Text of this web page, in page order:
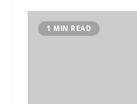
1 MIN READ